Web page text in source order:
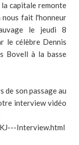
la capitale remonte
nous fait l'honneur
le jeudi 8
le célèbre Dennis
Bovell à la basse
de son passage au
interview vidéo
Interview.html